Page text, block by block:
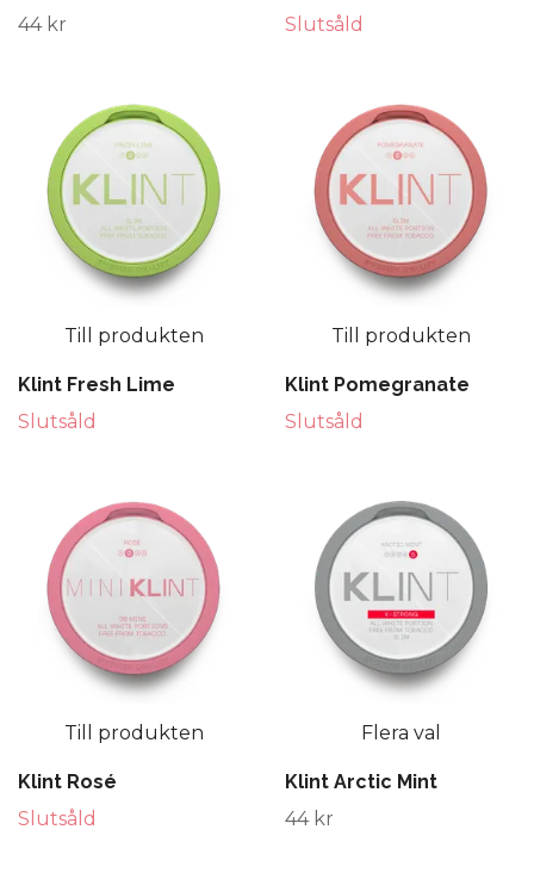
44 kr
Slutsåld
Till produkten
Klint Fresh Lime
Slutsåld
Till produkten
Klint Pomegranate
Slutsåld
Till produkten
Klint Rosé
Slutsåld
Flera val
Klint Arctic Mint
44 kr